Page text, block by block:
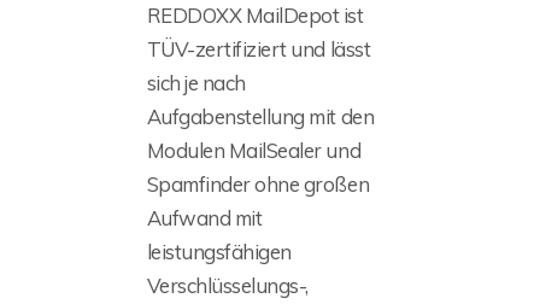
REDDOXX MailDepot ist
TÜV-zertifiziert und lässt
sich je nach
Aufgabenstellung mit den
Modulen MailSealer und
Spamfinder ohne großen
Aufwand mit
leistungsfähigen
Verschlüsselungs-,